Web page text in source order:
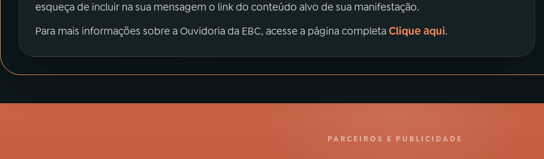
esqueça de incluir na sua mensagem o link do conteúdo alvo de sua manifestação.
Para mais informações sobre a Ouvidoria da EBC, acesse a página completaClique aqui.
PARCEIROS E PUBLICIDADE